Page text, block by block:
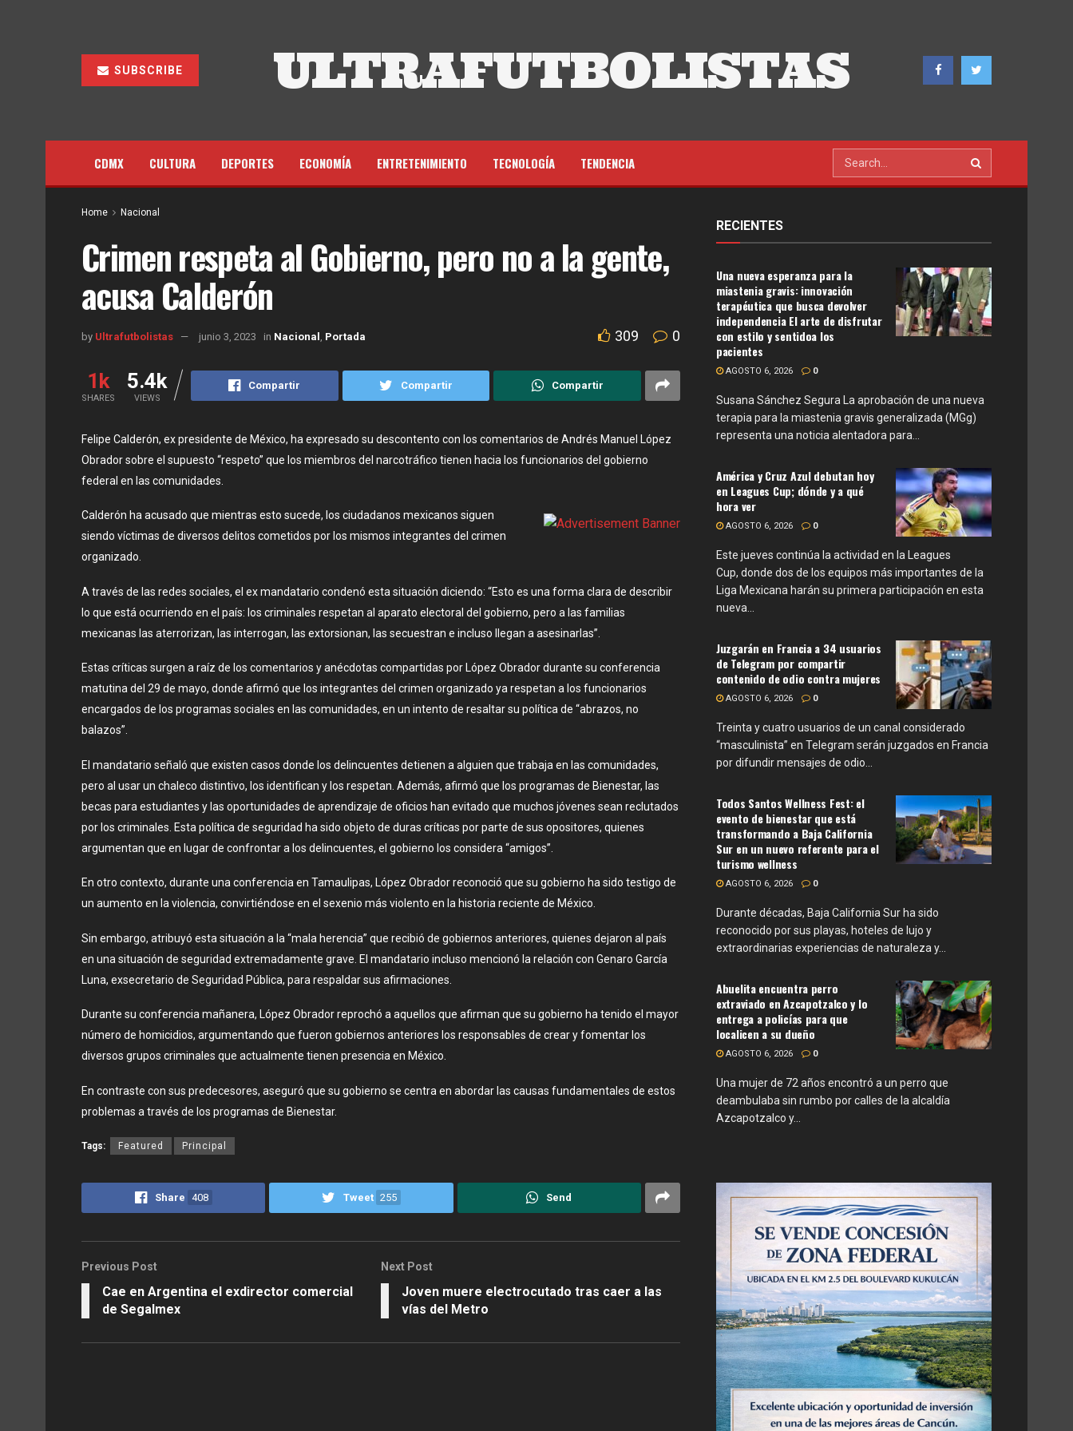
SUBSCRIBE ULTRAFUTBOLISTAS
CDMX CULTURA DEPORTES ECONOMÍA ENTRETENIMIENTO TECNOLOGÍA TENDENCIA
Home Nacional
Crimen respeta al Gobierno, pero no a la gente,
acusa Calderón
by Ultrafutbolistas junio 3, 2023 in Nacional Portada 309 0
1k
SHARES
5.4k
VIEWS
Compartir Compartir Compartir
Felipe Calderón, ex presidente de México, ha expresado su descontento con los comentarios de Andrés Manuel López
Obrador sobre el supuesto “respeto” que los miembros del narcotráfico tienen hacia los funcionarios del gobierno
federal en las comunidades.
Calderón ha acusado que mientras esto sucede, los ciudadanos mexicanos siguen
siendo víctimas de diversos delitos cometidos por los mismos integrantes del crimen
organizado.
A través de las redes sociales, el ex mandatario condenó esta situación diciendo: “Esto es una forma clara de describir
lo que está ocurriendo en el país: los criminales respetan al aparato electoral del gobierno, pero a las familias
mexicanas las aterrorizan, las interrogan, las extorsionan, las secuestran e incluso llegan a asesinarlas”.
Estas críticas surgen a raíz de los comentarios y anécdotas compartidas por López Obrador durante su conferencia
matutina del 29 de mayo, donde afirmó que los integrantes del crimen organizado ya respetan a los funcionarios
encargados de los programas sociales en las comunidades, en un intento de resaltar su política de “abrazos, no
balazos”.
El mandatario señaló que existen casos donde los delincuentes detienen a alguien que trabaja en las comunidades,
pero al usar un chaleco distintivo, los identifican y los respetan. Además, afirmó que los programas de Bienestar, las
becas para estudiantes y las oportunidades de aprendizaje de oficios han evitado que muchos jóvenes sean reclutados
por los criminales. Esta política de seguridad ha sido objeto de duras críticas por parte de sus opositores, quienes
argumentan que en lugar de confrontar a los delincuentes, el gobierno los considera “amigos”.
En otro contexto, durante una conferencia en Tamaulipas, López Obrador reconoció que su gobierno ha sido testigo de
un aumento en la violencia, convirtiéndose en el sexenio más violento en la historia reciente de México.
Sin embargo, atribuyó esta situación a la “mala herencia” que recibió de gobiernos anteriores, quienes dejaron al país
en una situación de seguridad extremadamente grave. El mandatario incluso mencionó la relación con Genaro García
Luna, exsecretario de Seguridad Pública, para respaldar sus afirmaciones.
Durante su conferencia mañanera, López Obrador reprochó a aquellos que afirman que su gobierno ha tenido el mayor
número de homicidios, argumentando que fueron gobiernos anteriores los responsables de crear y fomentar los
diversos grupos criminales que actualmente tienen presencia en México.
En contraste con sus predecesores, aseguró que su gobierno se centra en abordar las causas fundamentales de estos
problemas a través de los programas de Bienestar.
Tags: Featured Principal
Share 408 Tweet 255 Send
Previous Post
Cae en Argentina el exdirector comercial
de Segalmex
Next Post
Joven muere electrocutado tras caer a las
vías del Metro
RECIENTES
Una nueva esperanza para la
miastenia gravis: innovación
terapéutica que busca devolver
independencia El arte de disfrutar
con estilo y sentidoa los
pacientes
AGOSTO 6, 2026 0
Susana Sánchez Segura La aprobación de una nueva
terapia para la miastenia gravis generalizada (MGg)
representa una noticia alentadora para...
América y Cruz Azul debutan hoy
en Leagues Cup; dónde y a qué
hora ver
AGOSTO 6, 2026 0
Este jueves continúa la actividad en la Leagues
Cup, donde dos de los equipos más importantes de la
Liga Mexicana harán su primera participación en esta
nueva...
Juzgarán en Francia a 34 usuarios
de Telegram por compartir
contenido de odio contra mujeres
AGOSTO 6, 2026 0
Treinta y cuatro usuarios de un canal considerado
“masculinista” en Telegram serán juzgados en Francia
por difundir mensajes de odio...
Todos Santos Wellness Fest: el
evento de bienestar que está
transformando a Baja California
Sur en un nuevo referente para el
turismo wellness
AGOSTO 6, 2026 0
Durante décadas, Baja California Sur ha sido
reconocido por sus playas, hoteles de lujo y
extraordinarias experiencias de naturaleza y...
Abuelita encuentra perro
extraviado en Azcapotzalco y lo
entrega a policías para que
localicen a su dueño
AGOSTO 6, 2026 0
Una mujer de 72 años encontró a un perro que
deambulaba sin rumbo por calles de la alcaldía
Azcapotzalco y...